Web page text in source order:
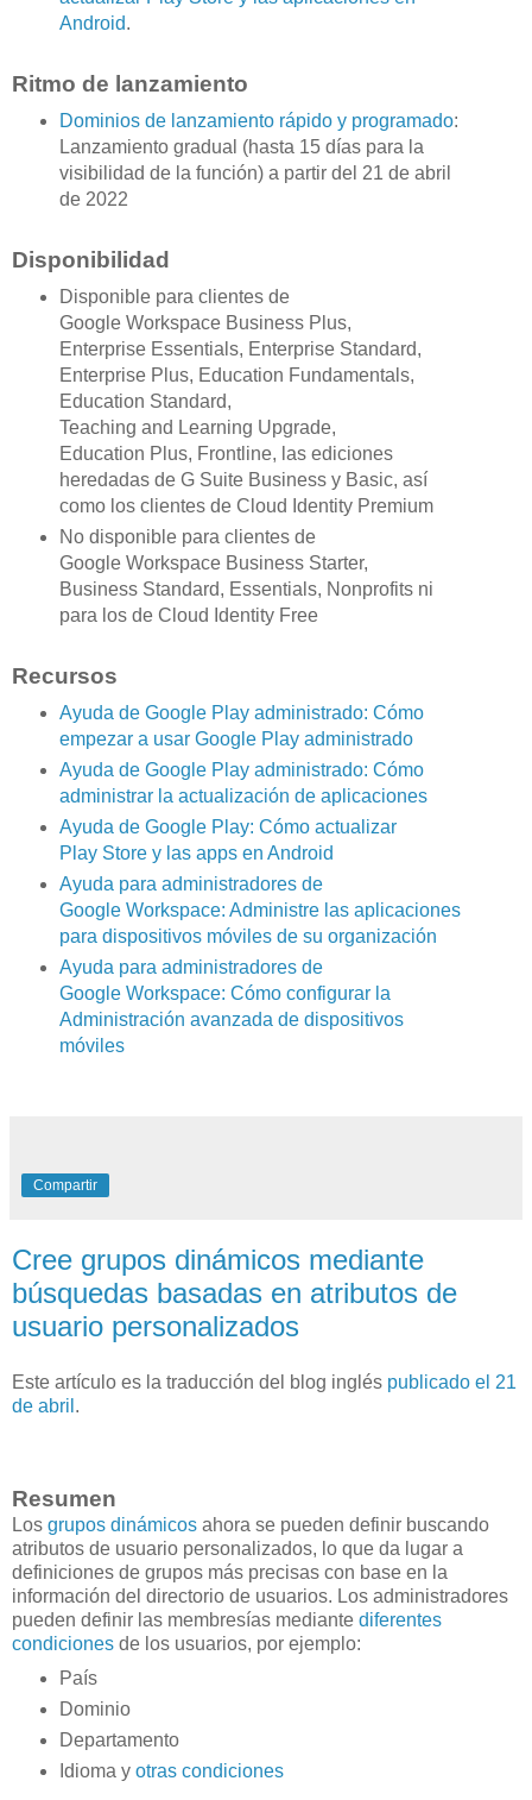
Android.
Ritmo de lanzamiento
Dominios de lanzamiento rápido y programado:
Lanzamiento gradual (hasta 15 días para la
visibilidad de la función) a partir del 21 de abril
de 2022
Disponibilidad
Disponible para clientes de
Google Workspace Business Plus,
Enterprise Essentials, Enterprise Standard,
Enterprise Plus, Education Fundamentals,
Education Standard,
Teaching and Learning Upgrade,
Education Plus, Frontline, las ediciones
heredadas de G Suite Business y Basic, así
como los clientes de Cloud Identity Premium
No disponible para clientes de
Google Workspace Business Starter,
Business Standard, Essentials, Nonprofits ni
para los de Cloud Identity Free
Recursos
Ayuda de Google Play administrado: Cómo
empezar a usar Google Play administrado
Ayuda de Google Play administrado: Cómo
administrar la actualización de aplicaciones
Ayuda de Google Play: Cómo actualizar
Play Store y las apps en Android
Ayuda para administradores de
Google Workspace: Administre las aplicaciones
para dispositivos móviles de su organización
Ayuda para administradores de
Google Workspace: Cómo configurar la
Administración avanzada de dispositivos
móviles
Compartir
Cree grupos dinámicos mediante
búsquedas basadas en atributos de
usuario personalizados
Este artículo es la traducción del blog inglés publicado el 21
de abril .
Resumen
Los grupos dinámicos ahora se pueden definir buscando
atributos de usuario personalizados, lo que da lugar a
definiciones de grupos más precisas con base en la
información del directorio de usuarios. Los administradores
pueden definir las membresías mediante diferentes
condiciones de los usuarios, por ejemplo:
País
Dominio
Departamento
Idioma y otras condiciones